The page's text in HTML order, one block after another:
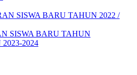
SISWA BARU TAHUN 2022 /
SISWA BARU TAHUN
2024